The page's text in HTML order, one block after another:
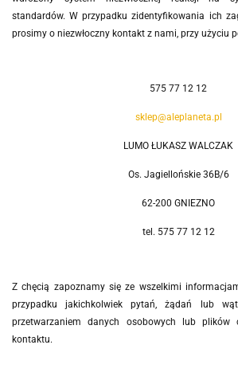
standardów. W przypadku zidentyfikowania ich
prosimy o niezwłoczny kontakt z nami, przy użyciu
575 77 12 12
sklep@aleplaneta.pl
LUMO ŁUKASZ WALCZAK
Os. Jagiellońskie 36B/6
62-200 GNIEZNO
tel. 575 77 12 12
Z chęcią zapoznamy się ze wszelkimi
przypadku jakichkolwiek pytań, żądań lub
przetwarzaniem danych osobowych lub plików
kontaktu.